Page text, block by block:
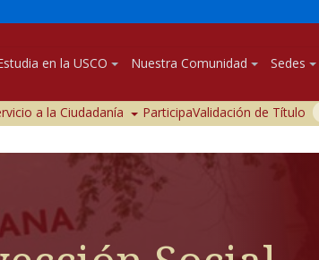
en la USCO Nuestra Comunidad Sedes
a la Ciudadanía ParticipaValidación de Título